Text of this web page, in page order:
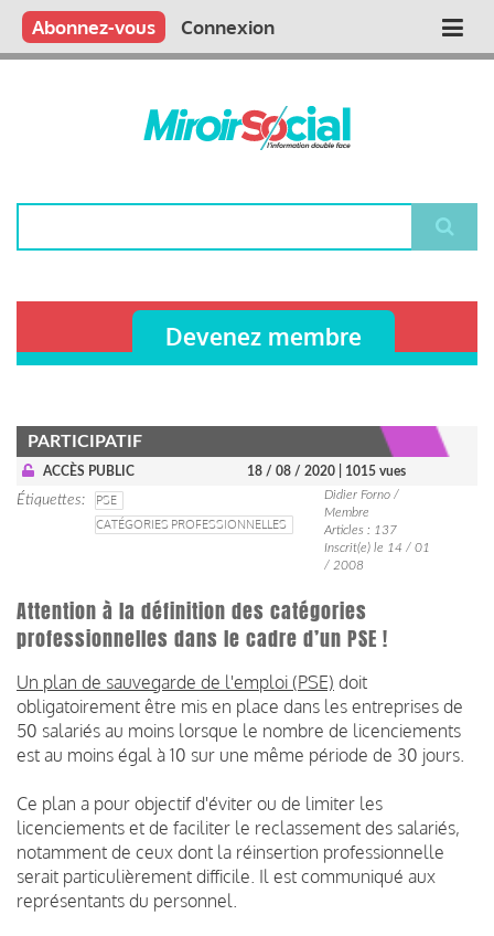
Aller
contenu
Main
Qui sommes nous ?
Vous publiez
Nous publions
Contactez-nous
Abonnez-vous Connexion
Devenez membre
PARTICIPATIF
ACCÈS PUBLIC 18 / 08 / 2020 | 1015 vues
Étiquettes
PSE
CATÉGORIES PROFESSIONNELLES
Didier Forno /
Membre
Articles : 137
Inscrit(e) le 14 / 01
/ 2008
Attention à la définition des catégories
professionnelles dans le cadre d’un PSE !
Un plan de sauvegarde de l'emploi (PSE) doit
obligatoirement être mis en place dans les entreprises de
50 salariés au moins lorsque le nombre de licenciements
est au moins égal à 10 sur une même période de 30 jours.
Ce plan a pour objectif d'éviter ou de limiter les
licenciements et de faciliter le reclassement des salariés,
notamment de ceux dont la réinsertion professionnelle
serait particulièrement difficile. Il est communiqué aux
représentants du personnel.